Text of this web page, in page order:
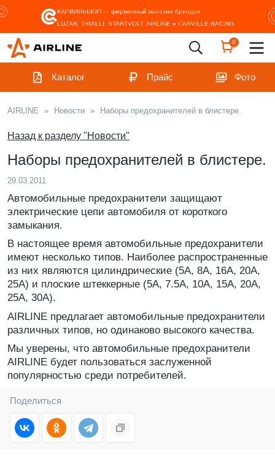
КАРВИЛЬШОП — фирменный магазин брендов
LUZAR, TRIALLI, STARTVOLT, AIRLINE и CARVILLE RACING
0
Каталог Прайс Фото
AIRLINE » Новости » Наборы предохранителей в блистере.
Назад к разделу "Новости"
Наборы предохранителей в блистере.
29.03.2011
Автомобильные предохранители защищают
электрические цепи автомобиля от короткого
замыкания.
В настоящее время автомобильные предохранители
имеют несколько типов. Наиболее распространенные
из них являются цилиндрические (5А, 8А, 16А, 20А,
25А) и плоские штеккерные (5А, 7.5А, 10А, 15А, 20А,
25А, 30А).
AIRLINE предлагает автомобильные предохранители
различных типов, но одинаково высокого качества.
Мы уверены, что автомобильные предохранители
AIRLINE будет пользоваться заслуженной
популярностью среди потребителей.
Поделиться